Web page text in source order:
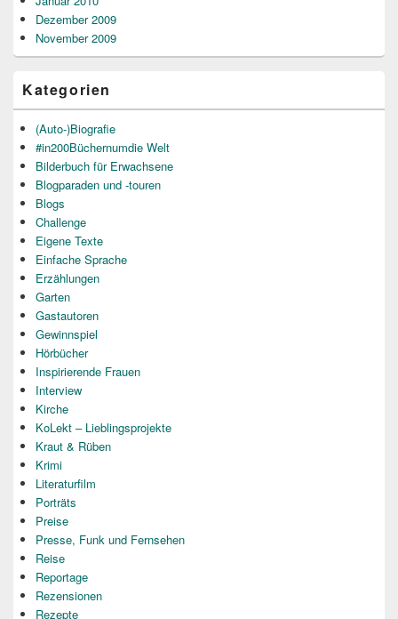
Dezember 2009
November 2009
Kategorien
(Auto-)Biografie
#in200Büchernumdie Welt
Bilderbuch für Erwachsene
Blogparaden und -touren
Blogs
Challenge
Eigene Texte
Einfache Sprache
Erzählungen
Garten
Gastautoren
Gewinnspiel
Hörbücher
Inspirierende Frauen
Interview
Kirche
KoLekt – Lieblingsprojekte
Kraut & Rüben
Krimi
Literaturfilm
Porträts
Preise
Presse, Funk und Fernsehen
Reise
Reportage
Rezensionen
Rezepte